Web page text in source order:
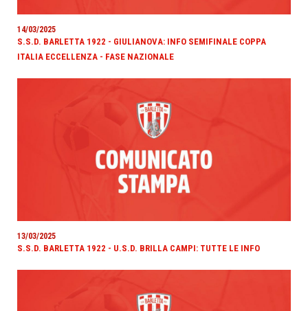
14/03/2025
S.S.D. BARLETTA 1922 - GIULIANOVA: INFO SEMIFINALE COPPA
ITALIA ECCELLENZA - FASE NAZIONALE
13/03/2025
S.S.D. BARLETTA 1922 - U.S.D. BRILLA CAMPI: TUTTE LE INFO